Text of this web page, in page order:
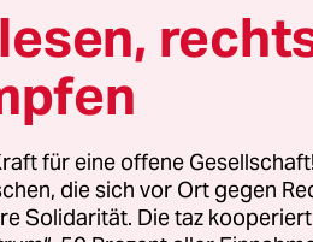
in eine Linienmaschine
zur Begründung. Altmaier
trat.
hat in den vergangenen
er eine gewisse
mit starken
für eine offene
die sich vor Ort gegen
Solidarität. Die taz